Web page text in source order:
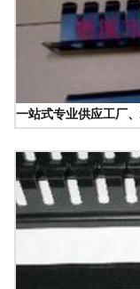
一站式专业供应工厂